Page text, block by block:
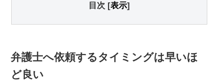
目次 [表示]
弁護士へ依頼するタイミングは早いほ
ど良い